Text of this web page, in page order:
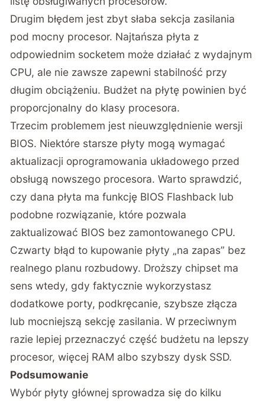
Drugim błędem jest zbyt słaba sekcja zasilania
pod mocny procesor. Najtańsza płyta z
odpowiednim socketem może działać z wydajnym
CPU, ale nie zawsze zapewni stabilność przy
długim obciążeniu. Budżet na płytę powinien być
proporcjonalny do klasy procesora.
Trzecim problemem jest nieuwzględnienie wersji
BIOS. Niektóre starsze płyty mogą wymagać
aktualizacji oprogramowania układowego przed
obsługą nowszego procesora. Warto sprawdzić,
czy dana płyta ma funkcję BIOS Flashback lub
podobne rozwiązanie, które pozwala
zaktualizować BIOS bez zamontowanego CPU.
Czwarty błąd to kupowanie płyty „na zapas” bez
realnego planu rozbudowy. Droższy chipset ma
sens wtedy, gdy faktycznie wykorzystasz
dodatkowe porty, podkręcanie, szybsze złącza
lub mocniejszą sekcję zasilania. W przeciwnym
razie lepiej przeznaczyć część budżetu na lepszy
procesor, więcej RAM albo szybszy dysk SSD.
Podsumowanie
Wybór płyty głównej sprowadza się do kilku